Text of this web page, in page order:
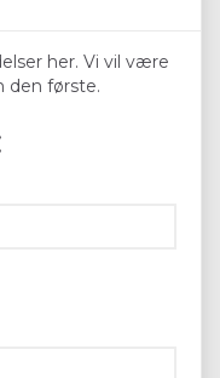
her. Vi vil være
den første.